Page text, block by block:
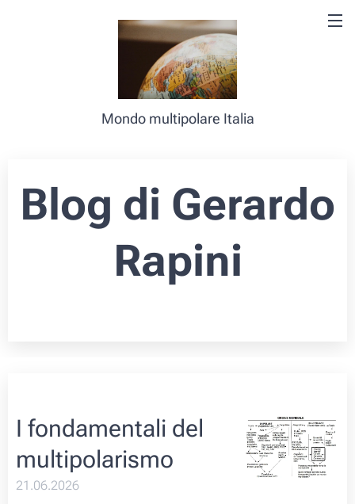
Mondo multipolare Italia
Blog di Gerardo
Rapini
I fondamentali del
multipolarismo
21.06.2026